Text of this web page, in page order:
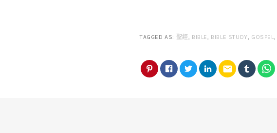
TAGGED AS: 聖經, BIBLE, BIBLE STUDY, GOSPEL,
email